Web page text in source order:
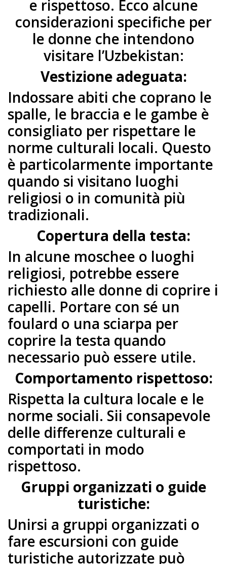
e rispettoso. Ecco alcune
considerazioni specifiche per
le donne che intendono
visitare l’Uzbekistan:
Vestizione adeguata:
Indossare abiti che coprano le
spalle, le braccia e le gambe è
consigliato per rispettare le
norme culturali locali. Questo
è particolarmente importante
quando si visitano luoghi
religiosi o in comunità più
tradizionali.
Copertura della testa:
In alcune moschee o luoghi
religiosi, potrebbe essere
richiesto alle donne di coprire i
capelli. Portare con sé un
foulard o una sciarpa per
coprire la testa quando
necessario può essere utile.
Comportamento rispettoso:
Rispetta la cultura locale e le
norme sociali. Sii consapevole
delle differenze culturali e
comportati in modo
rispettoso.
Gruppi organizzati o guide
turistiche:
Unirsi a gruppi organizzati o
fare escursioni con guide
turistiche autorizzate può